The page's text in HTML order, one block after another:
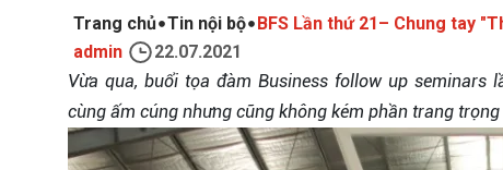
Trang chủ Tin nội bộ BFS Lần thứ 21– Chung tay
admin
22.07.2021
Vừa qua, buổi tọa đàm Business follow up seminars
cùng ấm cúng nhưng cũng không kém phần trang